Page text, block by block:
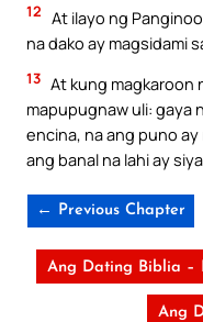
12 At ilayo ng
na dako ay magsidami
13 At kung magkaroon
mapupugnaw uli: gaya
encina, na ang puno
ang banal na lahi ay
← Previous Chapter
Ang Dating Biblia –
Ang